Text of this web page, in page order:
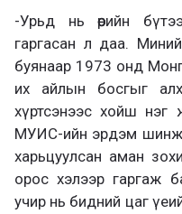
-Урьд нь өөрийн
гаргасан л даа.
буянаар 1973 онд
их айлын босгыг
хүртсэнээс хойш нэг
МУИС-ийн эрдэм
харьцуулсан аман
орос хэлээр гаргаж
учир нь бидний цаг